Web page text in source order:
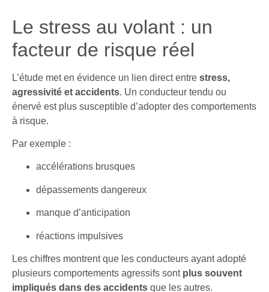
Le stress au volant : un
facteur de risque réel
L’étude met en évidence un lien direct entre stress,
agressivité et accidents. Un conducteur tendu ou
énervé est plus susceptible d’adopter des comportements
à risque.
Par exemple :
accélérations brusques
dépassements dangereux
manque d’anticipation
réactions impulsives
Les chiffres montrent que les conducteurs ayant adopté
plusieurs comportements agressifs sont plus souvent
impliqués dans des accidents que les autres.